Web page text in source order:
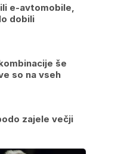
e-avtomobile,
dobili
še
so na vseh
zajele večji